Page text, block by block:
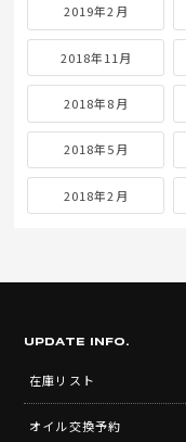
2019年2月
2018年11月
2018年8月
2018年5月
2018年2月
UPDATE INFO.
在庫リスト
オイル交換予約